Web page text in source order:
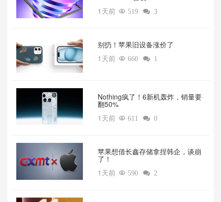
1天前  519  3
别扔！苹果旧设备涨价了‌
1天前  660  1
‌Nothing疯了！6新机轰炸，销量要
翻50%‌
1天前  611  0
苹果想借长鑫存储拿捏韩企，谈崩
了！
1天前  590  2